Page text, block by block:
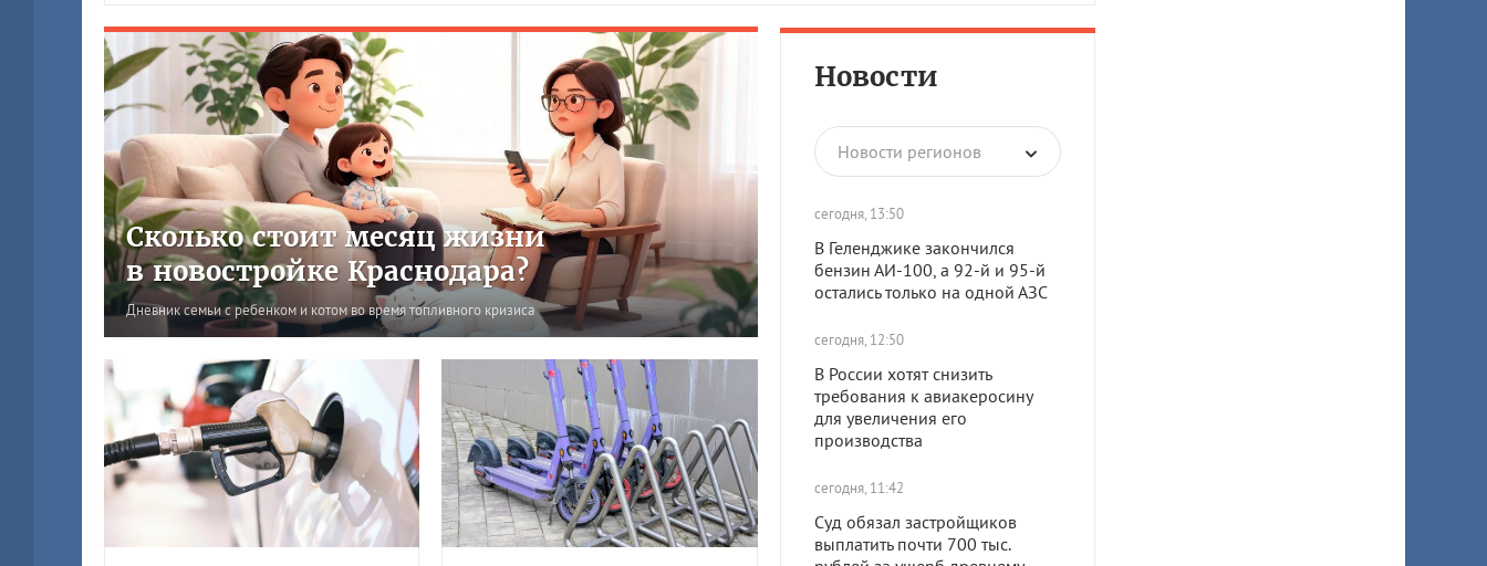
Новости
Новости регионов
сегодня, 13:50
В Геленджике закончился
бензин АИ-100, а 92-й и 95-й
остались только на одной АЗС
сегодня, 12:50
В России хотят снизить
требования к авиакеросину
для увеличения его
производства
сегодня, 11:42
Суд обязал застройщиков
выплатить почти 700 тыс.
Сколько стоит месяц жизни
в новостройке Краснодара?
Дневник семьи с ребенком и котом во время топливного кризиса